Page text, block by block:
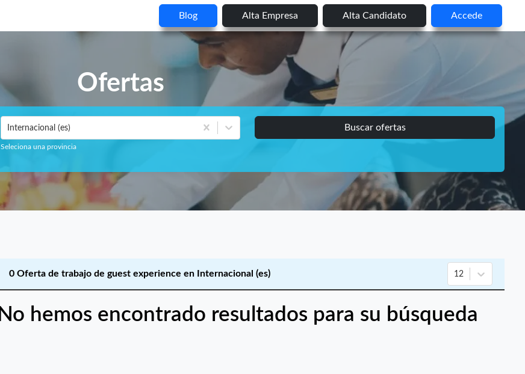
Blog Alta Empresa Alta Candidato Accede
Ofertas
Internacional (es)
Seleciona una provincia
Buscar ofertas
0 Oferta de trabajo de guest experience en Internacional (es) 12
No hemos encontrado resultados para su búsqueda